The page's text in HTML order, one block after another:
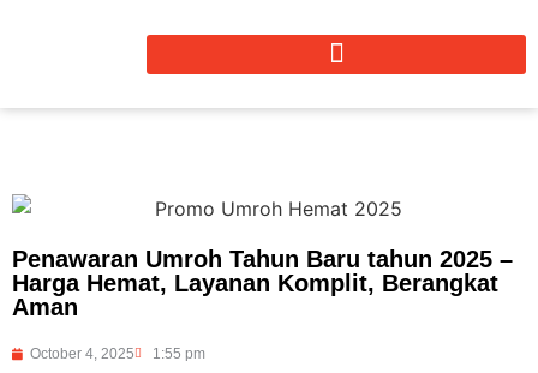
Penawaran Umroh Tahun Baru tahun 2025 –
Harga Hemat, Layanan Komplit, Berangkat
Aman
October 4, 2025 1:55 pm